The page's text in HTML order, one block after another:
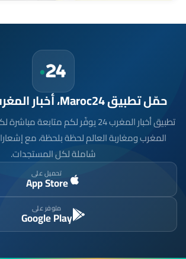
حمّل تطبيق Maroc24، أخبار المغرب تصلك أولاً
تطبيق أخبار المغرب 24 يوفّر لكم
المغرب ومغاربة العالم لحظة بلحظة، مع
شاملة لكل المستجدات.
تحميل على
App Store
متوفر على
Google Play